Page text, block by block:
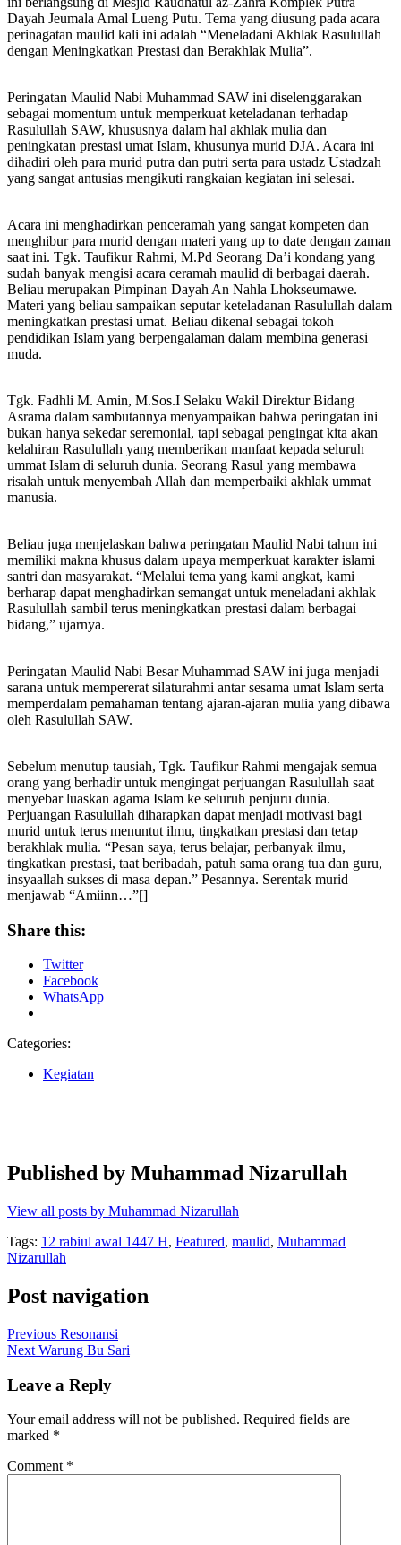
Dayah Jeumala Amal Lueng Putu. Tema yang diusung pada acara
perinagatan maulid kali ini adalah “Meneladani Akhlak Rasulullah
dengan Meningkatkan Prestasi dan Berakhlak Mulia”.
Peringatan Maulid Nabi Muhammad SAW ini diselenggarakan
sebagai momentum untuk memperkuat keteladanan terhadap
Rasulullah SAW, khususnya dalam hal akhlak mulia dan
peningkatan prestasi umat Islam, khusunya murid DJA. Acara ini
dihadiri oleh para murid putra dan putri serta para ustadz Ustadzah
yang sangat antusias mengikuti rangkaian kegiatan ini selesai.
Acara ini menghadirkan penceramah yang sangat kompeten dan
menghibur para murid dengan materi yang up to date dengan zaman
saat ini. Tgk. Taufikur Rahmi, M.Pd Seorang Da’i kondang yang
sudah banyak mengisi acara ceramah maulid di berbagai daerah.
Beliau merupakan Pimpinan Dayah An Nahla Lhokseumawe.
Materi yang beliau sampaikan seputar keteladanan Rasulullah dalam
meningkatkan prestasi umat. Beliau dikenal sebagai tokoh
pendidikan Islam yang berpengalaman dalam membina generasi
muda.
Tgk. Fadhli M. Amin, M.Sos.I Selaku Wakil Direktur Bidang
Asrama dalam sambutannya menyampaikan bahwa peringatan ini
bukan hanya sekedar seremonial, tapi sebagai pengingat kita akan
kelahiran Rasulullah yang memberikan manfaat kepada seluruh
ummat Islam di seluruh dunia. Seorang Rasul yang membawa
risalah untuk menyembah Allah dan memperbaiki akhlak ummat
manusia.
Beliau juga menjelaskan bahwa peringatan Maulid Nabi tahun ini
memiliki makna khusus dalam upaya memperkuat karakter islami
santri dan masyarakat. “Melalui tema yang kami angkat, kami
berharap dapat menghadirkan semangat untuk meneladani akhlak
Rasulullah sambil terus meningkatkan prestasi dalam berbagai
bidang,” ujarnya.
Peringatan Maulid Nabi Besar Muhammad SAW ini juga menjadi
sarana untuk mempererat silaturahmi antar sesama umat Islam serta
memperdalam pemahaman tentang ajaran-ajaran mulia yang dibawa
oleh Rasulullah SAW.
Sebelum menutup tausiah, Tgk. Taufikur Rahmi mengajak semua
orang yang berhadir untuk mengingat perjuangan Rasulullah saat
menyebar luaskan agama Islam ke seluruh penjuru dunia.
Perjuangan Rasulullah diharapkan dapat menjadi motivasi bagi
murid untuk terus menuntut ilmu, tingkatkan prestasi dan tetap
berakhlak mulia. “Pesan saya, terus belajar, perbanyak ilmu,
tingkatkan prestasi, taat beribadah, patuh sama orang tua dan guru,
insyaallah sukses di masa depan.” Pesannya. Serentak murid
menjawab “Amiinn…”[]
Share this:
Twitter
Facebook
WhatsApp
Categories:
Kegiatan
Published by Muhammad Nizarullah
View all posts by Muhammad Nizarullah
Tags: 12 rabiul awal 1447 H, Featured, maulid, Muhammad
Nizarullah
Post navigation
Previous Resonansi
Next Warung Bu Sari
Leave a Reply
Your email address will not be published. Required fields are
marked *
Comment *